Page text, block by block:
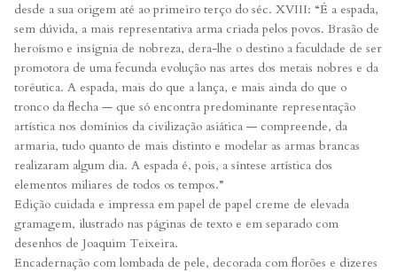
desde a sua origem até ao primeiro terço do séc. XVIII: “É a espada,
sem dúvida, a mais representativa arma criada pelos povos. Brasão de
heroísmo e insígnia de nobreza, dera-lhe o destino a faculdade de ser
promotora de uma fecunda evolução nas artes dos metais nobres e da
torêutica. A espada, mais do que a lança, e mais ainda do que o
tronco da flecha — que só encontra predominante representação
artística nos domínios da civilização asiática — compreende, da
armaria, tudo quanto de mais distinto e modelar as armas brancas
realizaram algum dia. A espada é, pois, a síntese artística dos
elementos miliares de todos os tempos.”
Edição cuidada e impressa em papel de papel creme de elevada
gramagem, ilustrado nas páginas de texto e em separado com
desenhos de Joaquim Teixeira.
Encadernação com lombada de pele, decorada com florões e dizeres